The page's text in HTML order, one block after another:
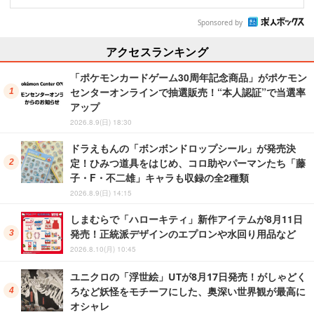
Sponsored by
アクセスランキング
「ポケモンカードゲーム30周年記念商品」がポケモン
センターオンラインで抽選販売！“本人認証”で当選率
アップ
2026.8.9(日) 18:30
ドラえもんの「ボンボンドロップシール」が発売決
定！ひみつ道具をはじめ、コロ助やパーマンたち「藤
子・F・不二雄」キャラも収録の全2種類
2026.8.9(日) 14:15
しまむらで「ハローキティ」新作アイテムが8月11日
発売！正統派デザインのエプロンや水回り用品など
2026.8.10(月) 10:45
ユニクロの「浮世絵」UTが8月17日発売！がしゃどく
ろなど妖怪をモチーフにした、奥深い世界観が最高に
オシャレ